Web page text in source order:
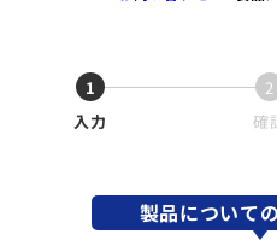
1
入力
2
確
製品について